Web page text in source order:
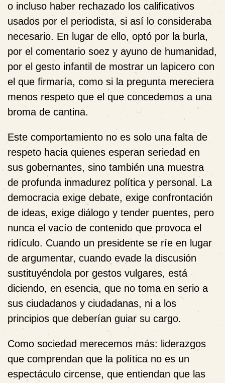
o incluso haber rechazado los calificativos
usados por el periodista, si así lo consideraba
necesario. En lugar de ello, optó por la burla,
por el comentario soez y ayuno de humanidad,
por el gesto infantil de mostrar un lapicero con
el que firmaría, como si la pregunta mereciera
menos respeto que el que concedemos a una
broma de cantina.
Este comportamiento no es solo una falta de
respeto hacia quienes esperan seriedad en
sus gobernantes, sino también una muestra
de profunda inmadurez política y personal. La
democracia exige debate, exige confrontación
de ideas, exige diálogo y tender puentes, pero
nunca el vacío de contenido que provoca el
ridículo. Cuando un presidente se ríe en lugar
de argumentar, cuando evade la discusión
sustituyéndola por gestos vulgares, está
diciendo, en esencia, que no toma en serio a
sus ciudadanos y ciudadanas, ni a los
principios que deberían guiar su cargo.
Como sociedad merecemos más: liderazgos
que comprendan que la política no es un
espectáculo circense, que entiendan que las